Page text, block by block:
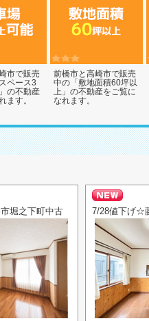
市で販売
ペース3
の不動産
ます。
前橋市と高崎市で販売
中の「敷地面積60坪以
上」の不動産をご覧に
なれます。
堀之下町中古